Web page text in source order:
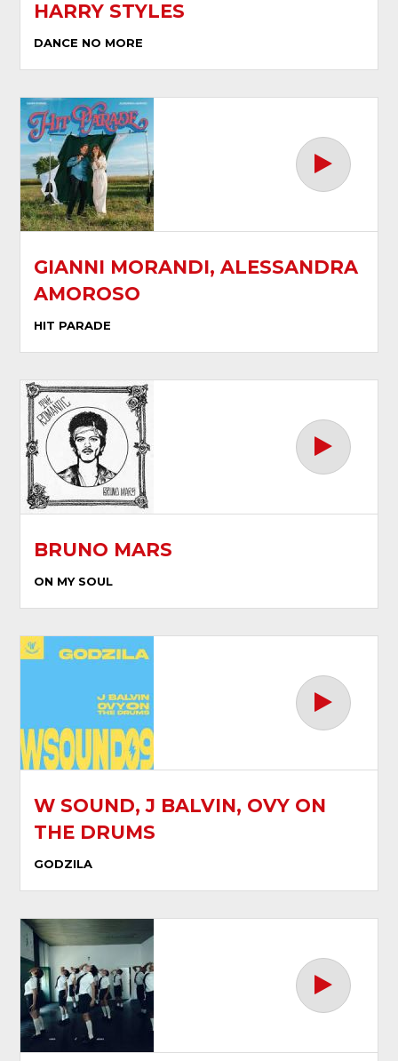
HARRY STYLES
DANCE NO MORE
GIANNI MORANDI, ALESSANDRA
AMOROSO
HIT PARADE
BRUNO MARS
ON MY SOUL
W SOUND, J BALVIN, OVY ON
THE DRUMS
GODZILA